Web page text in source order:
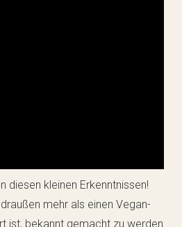
diesen kleinen Erkenntnissen!
mehr als einen Vegan-
ist, bekannt gemacht zu werden.